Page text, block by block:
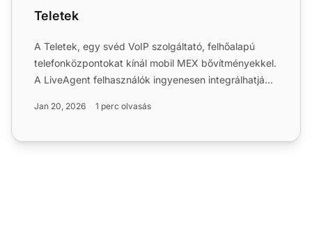
Teletek
A Teletek, egy svéd VoIP szolgáltató, felhőalapú
telefonközpontokat kínál mobil MEX bővítményekkel.
A LiveAgent felhasználók ingyenesen integrálhatják
Jan 20, 2026 1 perc olvasás